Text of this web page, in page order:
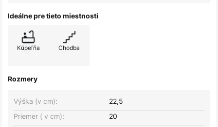
Ideálne pre tieto miestnosti
Kúpeľňa Chodba
Rozmery
Výška (v cm):
22,5
Priemer ( v cm):
20